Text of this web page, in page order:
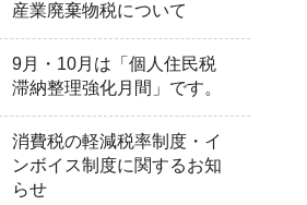
産業廃棄物税について
9月・10月は「個人住民税
滞納整理強化月間」です。
消費税の軽減税率制度・イ
ンボイス制度に関するお知
らせ